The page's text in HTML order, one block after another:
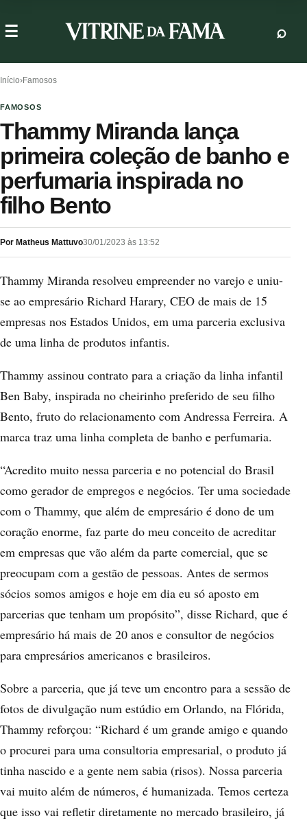
Início›Famosos
FAMOSOS
Thammy Miranda lança
primeira coleção de banho e
perfumaria inspirada no
filho Bento
Por Matheus Mattuvo30/01/2023 às 13:52
Thammy Miranda resolveu empreender no varejo e uniu-
se ao empresário Richard Harary, CEO de mais de 15
empresas nos Estados Unidos, em uma parceria exclusiva
de uma linha de produtos infantis.
Thammy assinou contrato para a criação da linha infantil
Ben Baby, inspirada no cheirinho preferido de seu filho
Bento, fruto do relacionamento com Andressa Ferreira. A
marca traz uma linha completa de banho e perfumaria.
“Acredito muito nessa parceria e no potencial do Brasil
como gerador de empregos e negócios. Ter uma sociedade
com o Thammy, que além de empresário é dono de um
coração enorme, faz parte do meu conceito de acreditar
em empresas que vão além da parte comercial, que se
preocupam com a gestão de pessoas. Antes de sermos
sócios somos amigos e hoje em dia eu só aposto em
parcerias que tenham um propósito”, disse Richard, que é
empresário há mais de 20 anos e consultor de negócios
para empresários americanos e brasileiros.
Sobre a parceria, que já teve um encontro para a sessão de
fotos de divulgação num estúdio em Orlando, na Flórida,
Thammy reforçou: “Richard é um grande amigo e quando
o procurei para uma consultoria empresarial, o produto já
tinha nascido e a gente nem sabia (risos). Nossa parceria
vai muito além de números, é humanizada. Temos certeza
que isso vai refletir diretamente no mercado brasileiro, já